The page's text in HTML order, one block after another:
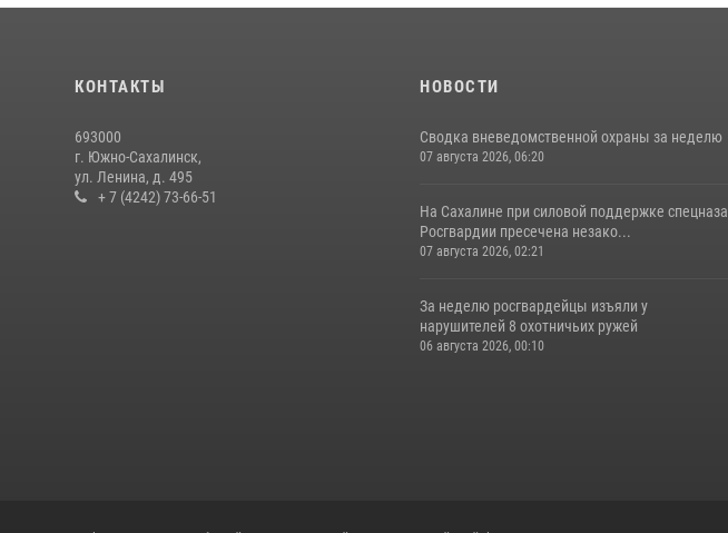
КОНТАКТЫ
693000
г. Южно-Сахалинск,
ул. Ленина, д. 495
+ 7 (4242) 73-66-51
НОВОСТИ
Сводка вневедомственной охраны за неделю
07 августа 2026, 06:20
На Сахалине при силовой поддержке спецназа
Росгвардии пресечена незако...
07 августа 2026, 02:21
За неделю росгвардейцы изъяли у
нарушителей 8 охотничьих ружей
06 августа 2026, 00:10